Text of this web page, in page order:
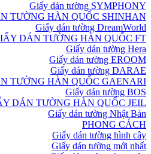
Giấy dán tường SYMPHONY
TƯỜNG HÀN QUỐC SHINHAN
Giấy dán tường DreamWorld
DÁN TƯỜNG HÀN QUỐC FT
Giấy dán tường Hera
Giấy dán tường EROOM
Giấy dán tường DARAE
TƯỜNG HÀN QUỐC GAENARI
Giấy dán tường BOS
DÁN TƯỜNG HÀN QUỐC JEIL
Giấy dán tường Nhật Bản
PHONG CÁCH
Giấy dán tường hình cây
Giấy dán tường mới nhất